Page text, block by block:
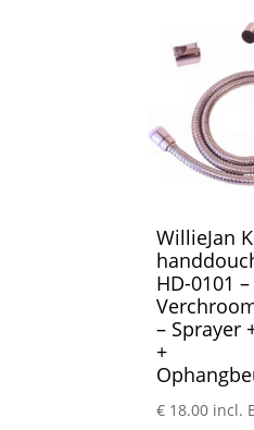
WillieJan
HD-0101 –
– Sprayer
+
€ 18.00 incl.